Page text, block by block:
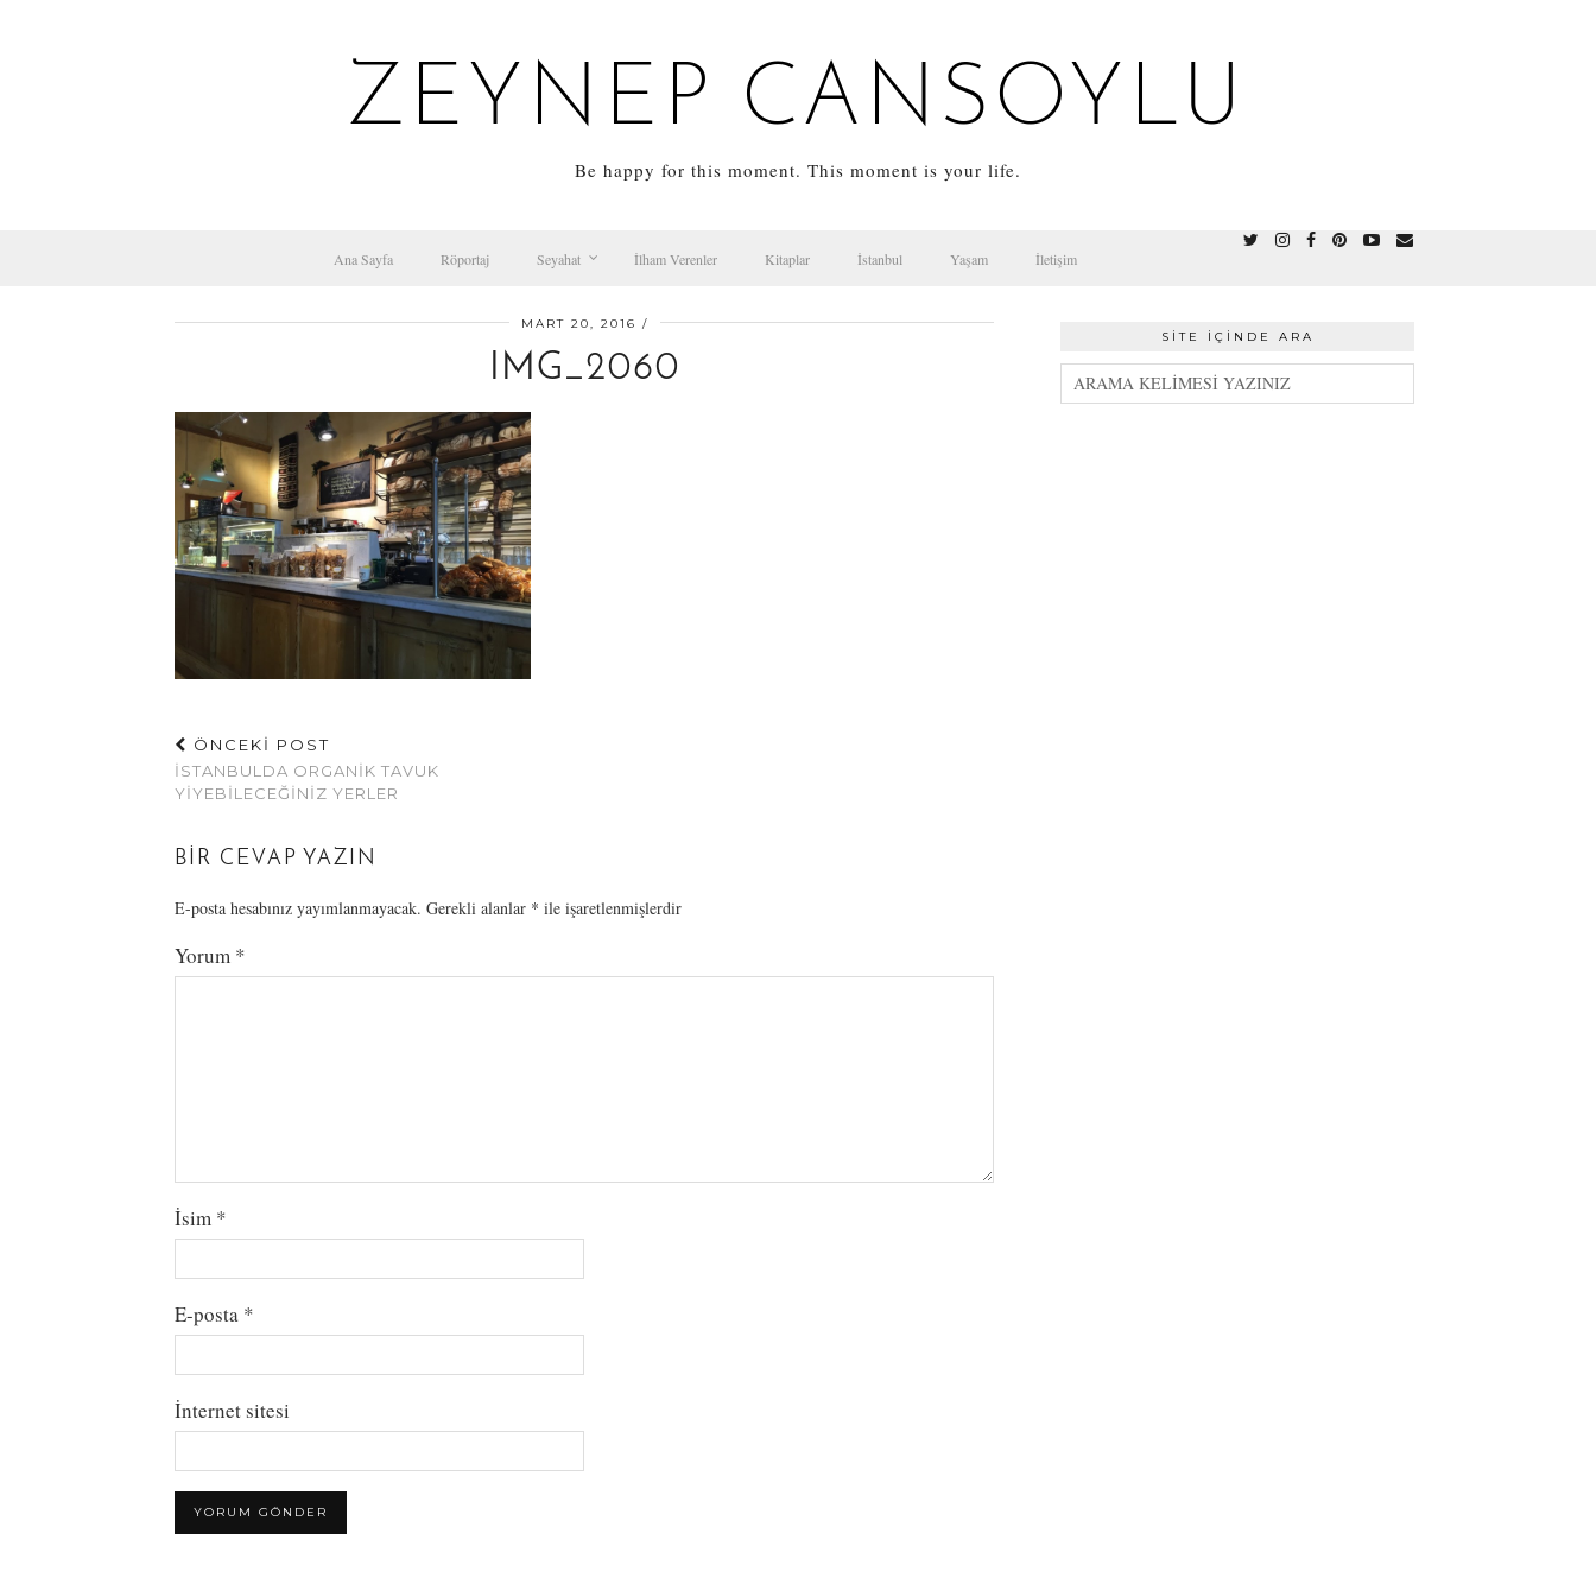
ZEYNEP CANSOYLU
Be happy for this moment. This moment is your life.
Ana Sayfa Röportaj Seyahat İlham Verenler Kitaplar İstanbul Yaşam İletişim
MART 20, 2016
IMG_2060
ÖNCEKİ POST
İSTANBULDA ORGANIK TAVUK
YIYEBILECEĞINIZ YERLER
BIR CEVAP YAZIN
E-posta hesabınız yayımlanmayacak. Gerekli alanlar * ile işaretlenmişlerdir
Yorum *
İsim *
E-posta *
İnternet sitesi
SITE İÇINDE ARA